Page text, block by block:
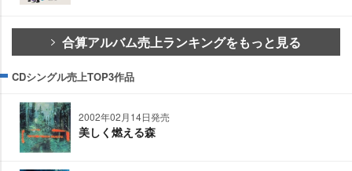
合算アルバム売上ランキングをもっと見る
CDシングル売上TOP3作品
2002年02月14日発売
美しく燃える森